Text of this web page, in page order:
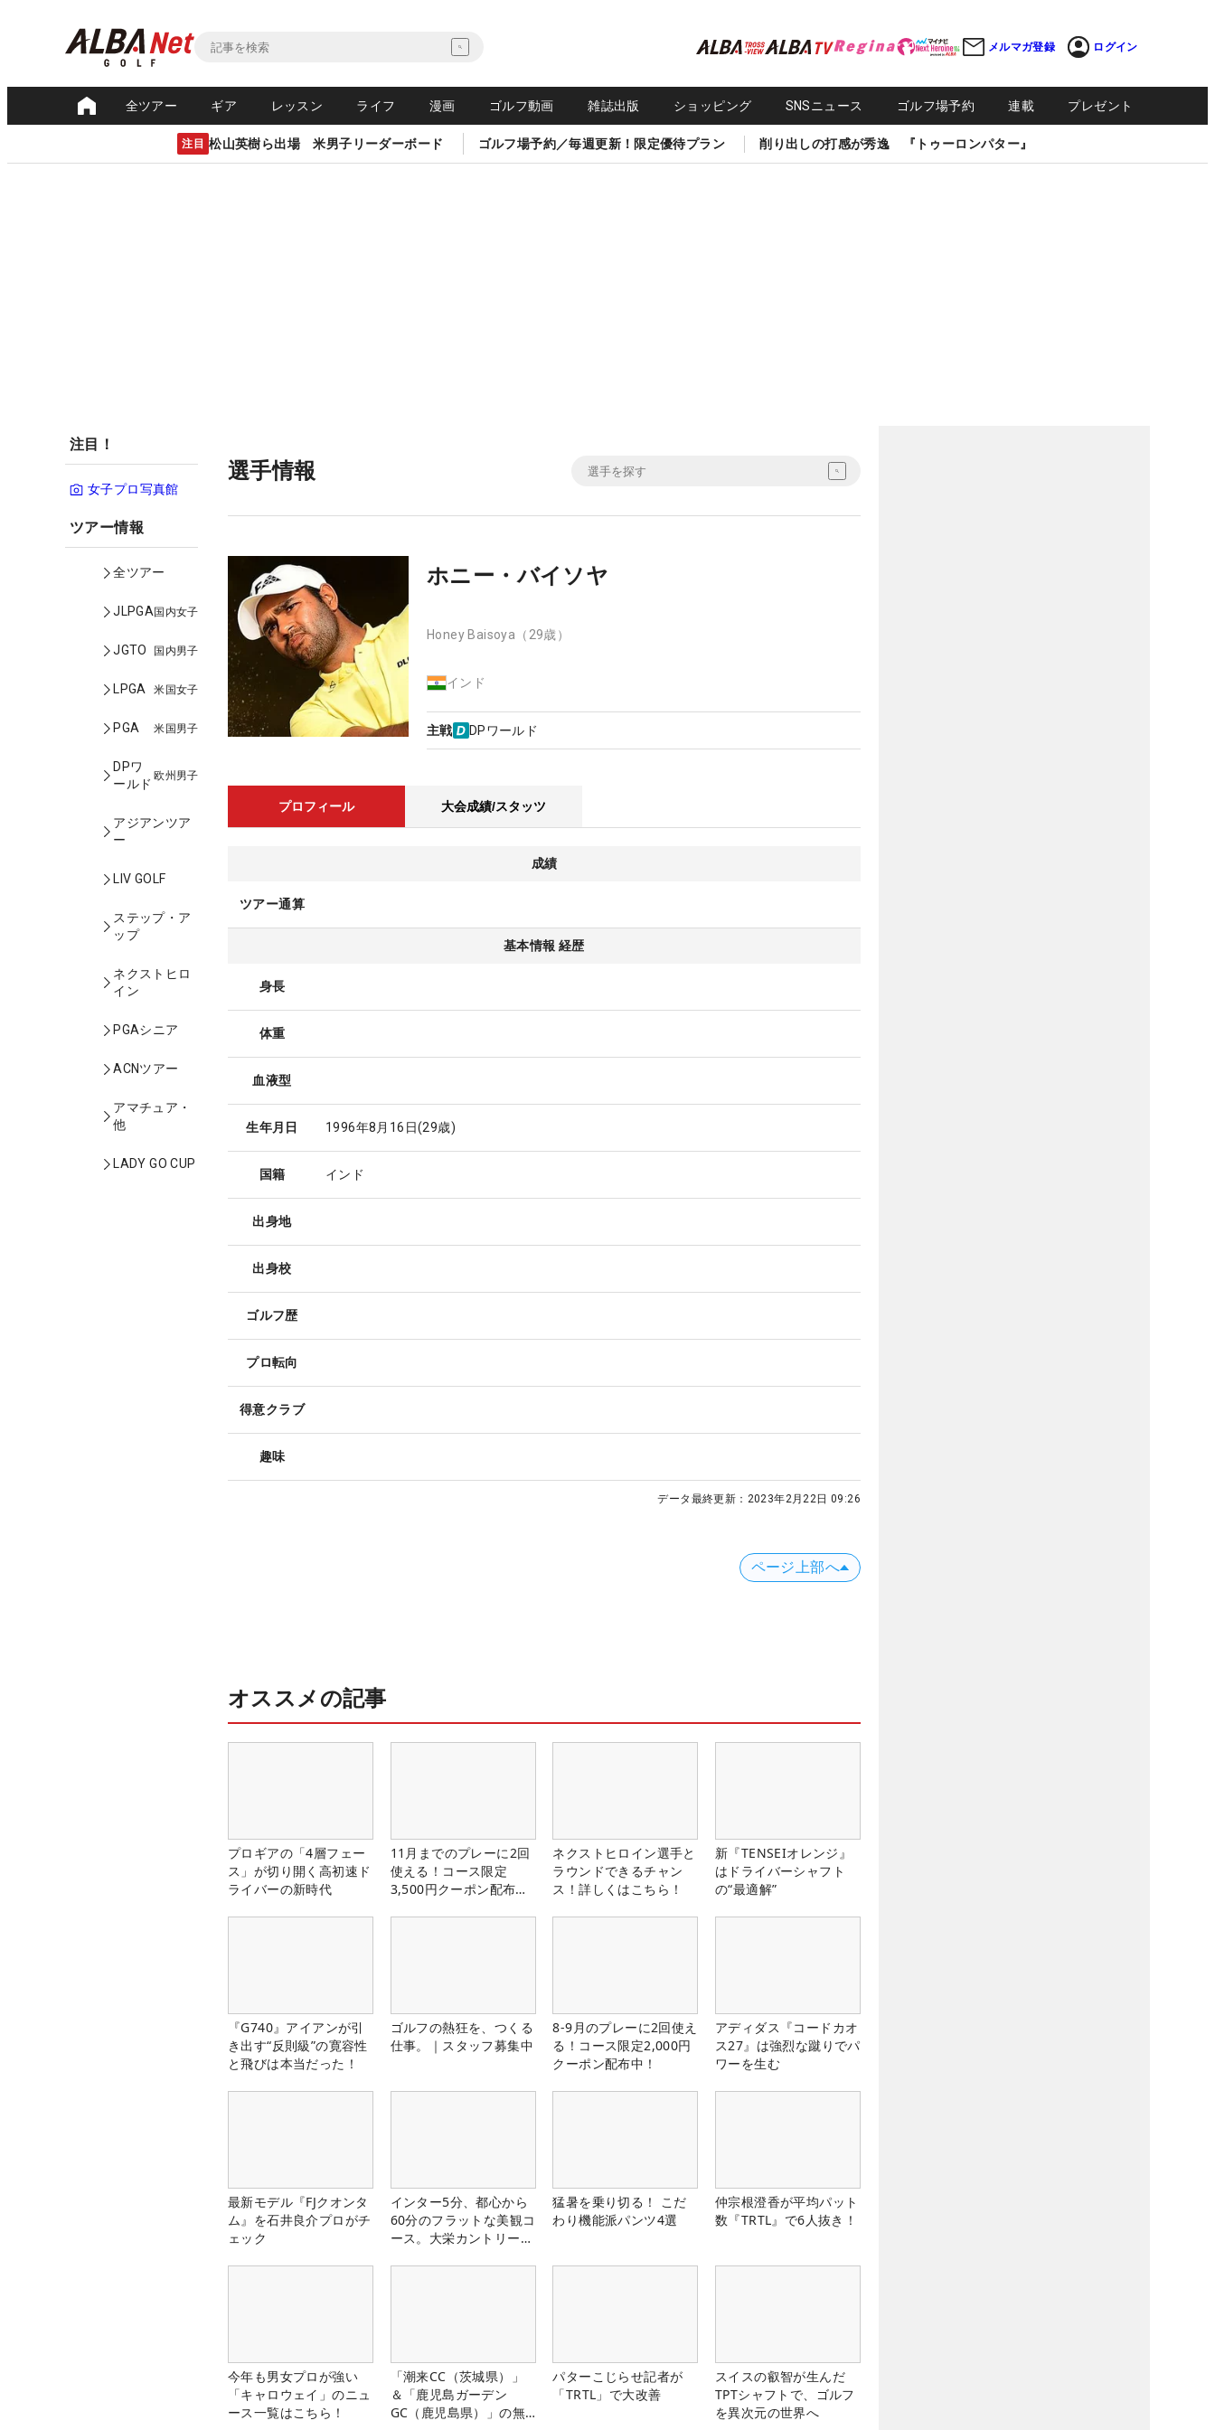
メルマガ登録 ログイン
全ツアー ギア レッスン ライフ 漫画 ゴルフ動画 雑誌出版 ショッピング SNSニュース ゴルフ場予約 連載 プレゼント
注目 松山英樹ら出場 米男子リーダーボード ゴルフ場予約／毎週更新！限定優待プラン 削り出しの打感が秀逸 『トゥーロンパター』
注目！
女子プロ写真館
ツアー情報
全ツアー
JLPGA国内女子
JGTO 国内男子
LPGA 米国女子
PGA 米国男子
DPワ
ールド
欧州男子
アジアンツア
ー
LIV GOLF
ステップ・ア
ップ
ネクストヒロ
イン
PGAシニア
ACNツアー
アマチュア・
他
LADY GO CUP
選手情報
ホニー・バイソヤ
Honey Baisoya （29歳）
インド
主戦 DPワールド
プロフィール 大会成績/スタッツ
成績
ツアー通算
基本情報 経歴
身長
体重
血液型
生年月日 1996年8月16日(29歳)
国籍 インド
出身地
出身校
ゴルフ歴
プロ転向
得意クラブ
趣味
データ最終更新： 2023年2月22日 09:26
ページ上部へ
オススメの記事
プロギアの「4層フェー
ス」が切り開く高初速ド
ライバーの新時代
11月までのプレーに2回
使える！コース限定
3,500円クーポン配布
ネクストヒロイン選手と
ラウンドできるチャン
ス！詳しくはこちら！
新『TENSEIオレンジ』
はドライバーシャフト
の“最適解”
『G740』アイアンが引
き出す“反則級”の寛容性
と飛びは本当だった！
ゴルフの熱狂を、つくる
仕事。｜スタッフ募集中
8-9月のプレーに2回使え
る！コース限定2,000円
クーポン配布中！
アディダス『コードカオ
ス27』は強烈な蹴りでパ
ワーを生む
最新モデル『FJクオンタ
ム』を石井良介プロがチ
ェック
インター5分、都心から
60分のフラットな美観コ
ース。大栄カントリー俱
猛暑を乗り切る！ こだ
わり機能派パンツ4選
仲宗根澄香が平均パット
数『TRTL』で6人抜き！
今年も男女プロが強い
「キャロウェイ」のニュ
ース一覧はこちら！
「潮来CC（茨城県）」
＆「鹿児島ガーデン
GC（鹿児島県）」の無
パターこじらせ記者が
「TRTL」で大改善
スイスの叡智が生んだ
TPTシャフトで、ゴルフ
を異次元の世界へ